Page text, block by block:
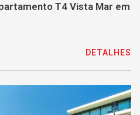
T4 Vista Mar em
DETALHES